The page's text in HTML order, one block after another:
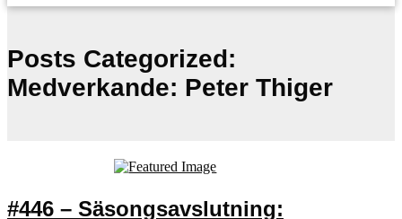
Posts Categorized:
Medverkande: Peter Thiger
#446 – Säsongsavslutning: